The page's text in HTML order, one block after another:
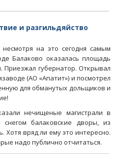
и разгильдяйство
на это сегодня самым
Балаково оказалась площадь
Приезжал губернатор. Открывал
(АО «Апатит») и посмотрел
для обманутых дольщиков и
нечищеные магистрали в
балаковские дворы, из
Хотя вряд ли ему это интересно.
надо публично отчитаться.